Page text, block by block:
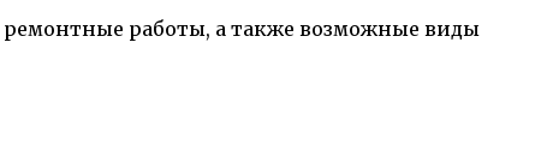
ремонтные работы, а также возможные виды